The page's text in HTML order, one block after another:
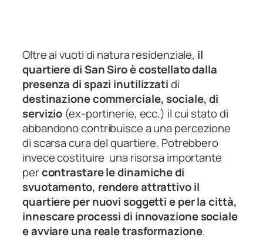
Oltre ai vuoti di natura residenziale, il
quartiere di San Siro è costellato dalla
presenza di spazi inutilizzatidi
destinazione commerciale, sociale, di
servizio (ex-portinerie, ecc.) il cui stato di
abbandono contribuisce a una percezione
di scarsa cura del quartiere. Potrebbero
invece costituire una risorsa importante
percontrastare le dinamiche di
svuotamento, rendere attrattivo il
quartiere per nuovi soggetti e per la città,
innescare processi di innovazione sociale
e avviare una reale trasformazione.